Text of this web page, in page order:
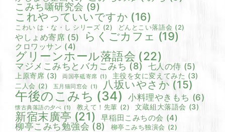
こみち噺研究会 (9)
これやっていいですか (16)
こわい は・な・し シリーズ (2) どんとこい落語会 (2)
やしょめ寄席 (5) らくごカフェ (19)
クロワッサン (4)
グリーンホール落語会 (22)
マジメこみちとバカこみち (8) 七人の侍 (5)
上原寄席 (3) 両国亭砥寄席 (1) 主役を女に変えてみた (3)
二人会 (2) 五月猫同窓会 (1) 八坂いやさか (15)
午後のこみち (34) 小料理やきもち (6)
懐古典落語の夕べ (1) 教えて！先輩 (2) 文蔵組大落語会 (3)
新宿末廣亭 (21) 早稲田こみちの会 (4)
柳亭こみち勉強会 (8) 柳亭こみち独演会 (2)